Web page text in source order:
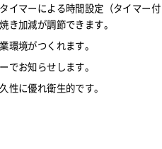
イマーによる時間設定（タイマー付
き加減が調節できます。
環境がつくれます。
でお知らせします。
性に優れ衛生的です。